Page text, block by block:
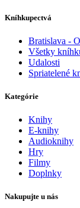
Kníhkupectvá
Bratislava -
Všetky
Udalosti
Spriatelené
Kategórie
Knihy
E-knihy
Audioknihy
Hry
Filmy
Doplnky
Nakupujte u nás